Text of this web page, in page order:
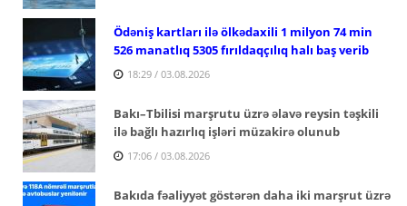
Ödəniş kartları ilə ölkədaxili 1 milyon 74 min
526 manatlıq 5305 fırıldaqçılıq halı baş verib
18:29 / 03.08.2026
Bakı–Tbilisi marşrutu üzrə əlavə reysin təşkili
ilə bağlı hazırlıq işləri müzakirə olunub
17:06 / 03.08.2026
Bakıda fəaliyyət göstərən daha iki marşrut üzrə